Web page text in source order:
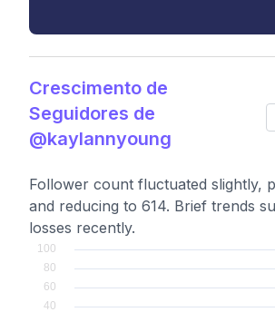
Crescimento de
Seguidores de
@kaylannyoung
Follower count fluctuated slightly,
and reducing to 614. Brief trends
losses recently.